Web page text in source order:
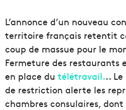
L’annonce d’un nouveau
territoire français retentit
coup de massue pour le
Fermeture des restaurants
en place du télétravail...
de restriction alerte les
chambres consulaires,